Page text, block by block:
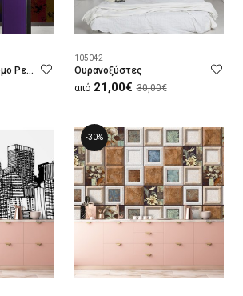
Αφηρημένο Πολύχρωμο Ρετρό Μοτίβο
105042
Ουρανοξύστες
από 21,00€ 30,00€
-30%